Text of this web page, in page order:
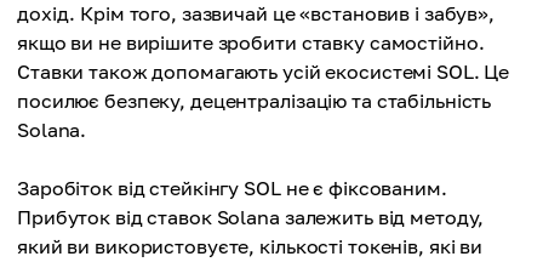
дохід. Крім того, зазвичай це «встановив і забув»,
якщо ви не вирішите зробити ставку самостійно.
Ставки також допомагають усій екосистемі SOL. Це
посилює безпеку, децентралізацію та стабільність
Solana.
Заробіток від стейкінгу SOL не є фіксованим.
Прибуток від ставок Solana залежить від методу,
який ви використовуєте, кількості токенів, які ви